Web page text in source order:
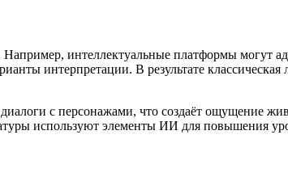
интеллектуальные платформы могут
интерпретации. В результате классическая
с персонажами, что создаёт ощущение
используют элементы ИИ для повышения